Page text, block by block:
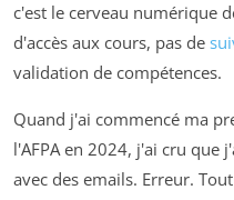
c'est le cerveau numérique
d'accès aux cours, pas de
validation de compétences.
Quand j'ai commencé ma
l'AFPA en 2024, j'ai cru
avec des emails. Erreur.